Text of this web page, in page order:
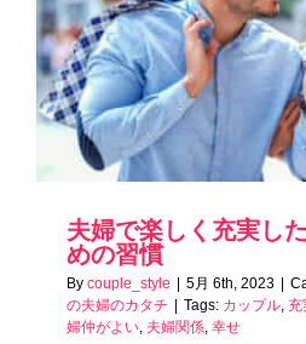
夫婦で楽しく充実し
めの習慣
By couple_style 5月 6th, 2023
の夫婦のカタチ
Tags: カップル, 充
婦仲がよい, 夫婦関係, 幸せ